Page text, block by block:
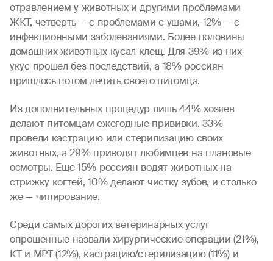
отравлением у животных и другими проблемами
ЖКТ, четверть — с проблемами с ушами, 12% — с
инфекционными заболеваниями. Более половины
домашних животных кусал клещ. Для 39% из них
укус прошел без последствий, а 18% россиян
пришлось потом лечить своего питомца.
Из дополнительных процедур лишь 44% хозяев
делают питомцам ежегодные прививки. 33%
провели кастрацию или стерилизацию своих
животных, а 29% приводят любимцев на плановые
осмотры. Еще 15% россиян водят животных на
стрижку когтей, 10% делают чистку зубов, и столько
же — чипирование.
Среди самых дорогих ветеринарных услуг
опрошенные назвали хирургические операции (21%),
КТ и МРТ (12%), кастрацию/стерилизацию (11%) и